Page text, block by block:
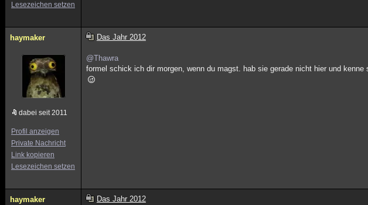
Lesezeichen setzen
haymaker
dabei seit 2011
Profil anzeigen
Private Nachricht
Link kopieren
Lesezeichen setzen
Das Jahr 2012
@Thawra
formel schick ich dir morgen, wenn du magst. hab sie gerade nicht hier und
haymaker Das Jahr 2012